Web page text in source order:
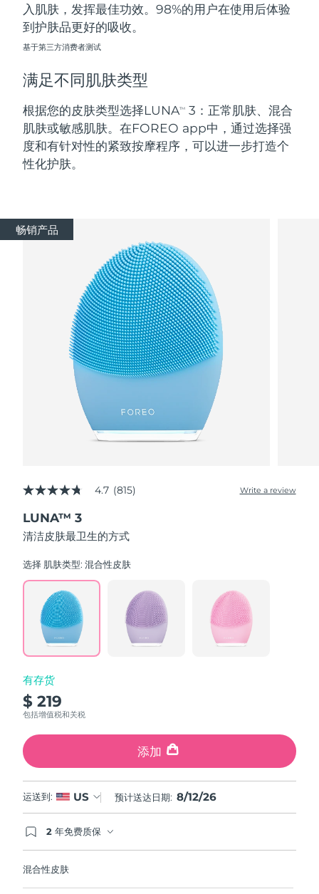
入肌肤，发挥最佳功效。98%的用户在使用后体验
到护肤品更好的吸收。
基于第三方消费者测试
满足不同肌肤类型
根据您的皮肤类型选择LUNATM
3：正常肌肤、混合
肌肤或敏感肌肤。在FOREO app中，通过选择强
度和有针对性的紧致按摩程序，可以进一步打造个
性化护肤。
畅销产品
4.7
of
5
stars,
rating
Read
Reviews.
Same
page
link.
4.7 (815) Write a review
LUNA™ 3
清洁皮肤最卫生的方式
选择 肌肤类型:混合性皮肤
有存货
$ 219
包括增值税和关税
添加
运送到: US 预计送达日期: 8/12/26
2 年免费质保
混合性皮肤